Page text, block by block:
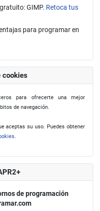
GIMP. Retoca tus
para programar en
cookies
para ofrecerte una mejor
de navegación.
aceptas su uso. Puedes obtener
.
de programación